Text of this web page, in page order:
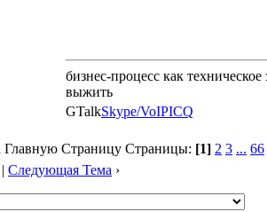
бизнес-процесс как
выжить
GTalkSkype/VoIPICQ
Страницы: [1] 2 3 ... 66
| Следующая Тема ›